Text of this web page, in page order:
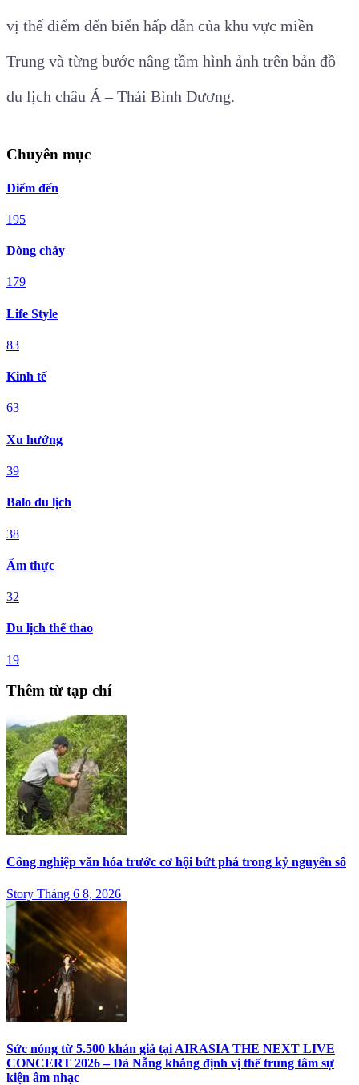
vị thế điểm đến biển hấp dẫn của khu vực miền
Trung và từng bước nâng tầm hình ảnh trên bản đồ
du lịch châu Á – Thái Bình Dương.
Chuyên mục
Điểm đến
195
Dòng chảy
179
Life Style
83
Kinh tế
63
Xu hướng
39
Balo du lịch
38
Ẩm thực
32
Du lịch thể thao
19
Thêm từ tạp chí
Công nghiệp văn hóa trước cơ hội bứt phá trong kỷ nguyên số
Story Tháng 6 8, 2026
Sức nóng từ 5.500 khán giả tại AIRASIA THE NEXT LIVE
CONCERT 2026 – Đà Nẵng khẳng định vị thế trung tâm sự
kiện âm nhạc